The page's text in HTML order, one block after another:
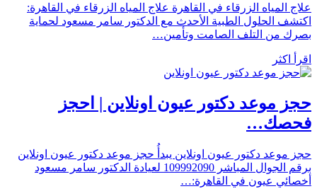
علاج المياه الزرقاء في القاهرة علاج المياه الزرقاء في القاهرة:
اكتشف الحلول الطبية الأحدث مع الدكتور سامر مسعود لحماية
بصرك من التلف الصامت وتأمين…
اقرأ اكثر
حجز موعد دكتور عيون اونلاين | احجز
فحصك…
حجز موعد دكتور عيون اونلاين يبدأُ حجز موعد دكتور عيون اونلاين
برقم الجوال المباشر 109992090 لعيادة الدكتور سامر مسعود
أخصائي عيون في القاهرة:…